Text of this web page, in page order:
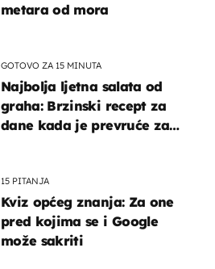
metara od mora
GOTOVO ZA 15 MINUTA
Najbolja ljetna salata od
graha: Brzinski recept za
dane kada je prevruće za
15 PITANJA
Kviz općeg znanja: Za one
pred kojima se i Google
može sakriti